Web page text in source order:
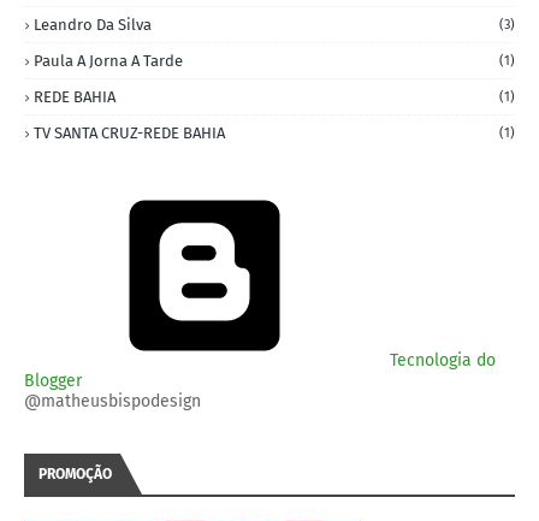
Leandro Da Silva (3)
Paula A Jorna A Tarde (1)
REDE BAHIA (1)
TV SANTA CRUZ-REDE BAHIA (1)
Tecnologia do
Blogger
@matheusbispodesign
PROMOÇÃO